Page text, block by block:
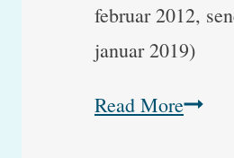
februar 2012,
januar 2019)
Read MoreHunde